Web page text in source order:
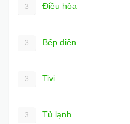
3 Điều hòa
3 Bếp điện
3 Tivi
3 Tủ lạnh